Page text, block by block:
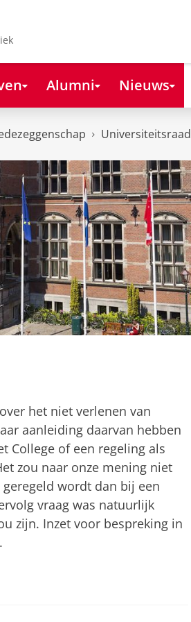
Alumni Nieuws
Universiteitsraad
het niet verlenen van
aanleiding daarvan hebben
College of een regeling als
zou naar onze mening niet
wordt dan bij een
vraag was natuurlijk
zijn. Inzet voor bespreking in